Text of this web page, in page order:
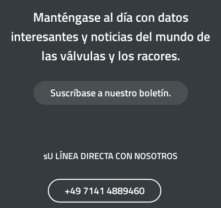
Manténgase al día con datos
interesantes y noticias del mundo de
las válvulas y los racores.
Suscríbase a nuestro boletín.
sU LÍNEA DIRECTA CON NOSOTROS
+49 7141 4889460